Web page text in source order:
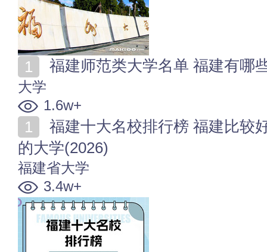
福建师范类大学名单 福建有哪
大学
1.6w+
的大学(2026)
福建省大学
3.4w+